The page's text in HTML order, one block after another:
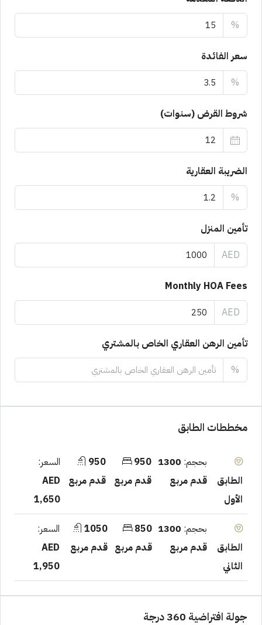
%
سعر الفائدة
%
شروط القرض (سنوات)
الضريبة العقارية
%
تأمين المنزل
AED
Monthly HOA Fees
AED
تأمين الرهن العقاري الخاص بالمشتري
%
مخططات الطابق
الطابق
الأول
بحجم: 1300
قدم مربع
950
قدم مربع
950
قدم مربع
السعر:
AED
1,650
الطابق
الثاني
بحجم: 1300
قدم مربع
850
قدم مربع
1050
قدم مربع
السعر:
AED
1,950
جولة افتراضية 360 درجة